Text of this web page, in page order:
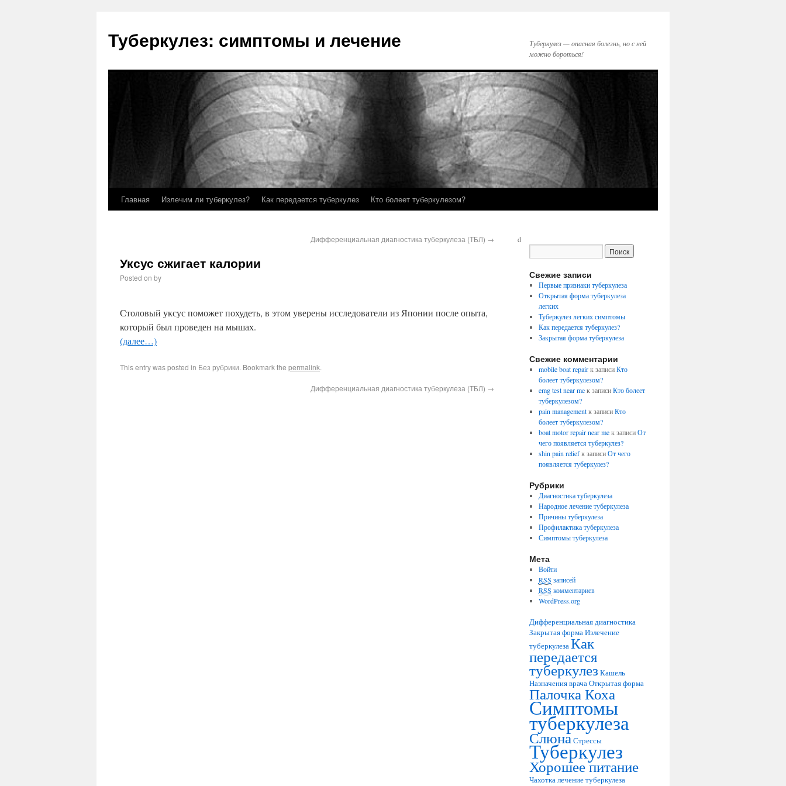
Туберкулез: симптомы и лечение
Туберкулез — опасная болезнь, но с ней
можно бороться!
Главная Излечим ли туберкулез? Как передается туберкулез Кто болеет туберкулезом?
Дифференциальная диагностика туберкулеза (ТБЛ) →
Уксус сжигает калории
Posted on by
Столовый уксус поможет похудеть, в этом уверены исследователи из Японии после опыта,
который был проведен на мышах.
(далее…)
This entry was posted in Без рубрики. Bookmark the permalink.
Дифференциальная диагностика туберкулеза (ТБЛ) →
Свежие записи
Первые признаки туберкулеза
Открытая форма туберкулеза
легких
Туберкулез легких симптомы
Как передается туберкулез?
Закрытая форма туберкулеза
Свежие комментарии
mobile boat repairк записиКто
болеет туберкулезом?
emg test near meк записиКто болеет
туберкулезом?
pain managementк записиКто
болеет туберкулезом?
boat motor repair near meк записиОт
чего появляется туберкулез?
shin pain reliefк записиОт чего
появляется туберкулез?
Рубрики
Диагностика туберкулеза
Народное лечение туберкулеза
Причины туберкулеза
Профилактика туберкулеза
Симптомы туберкулеза
Мета
Войти
RSS записей
RSS комментариев
WordPress.org
Дифференциальная диагностика
Закрытая формаИзлечение
туберкулезаКак
передается
туберкулез Кашель
Назначения врачаОткрытая форма
Палочка Коха
Симптомы
туберкулеза
СлюнаСтрессы
Туберкулез
Хорошее питание
Чахоткалечение туберкулеза
d